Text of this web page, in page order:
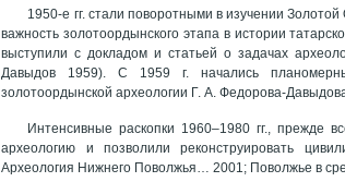
1950-е гг. стали поворотными в изучении
важность золотоордынского этапа в истории
выступили с докладом и статьей о задачах
Давыдов 1959). С 1959 г. начались
золотоордынской археологии Г. А. Федорова-
Интенсивные раскопки 1960–1980 гг., прежде
археологию и позволили реконструировать
Археология Нижнего Поволжья… 2001; Поволжье в